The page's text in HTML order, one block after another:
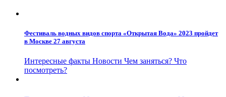
Фестиваль водных видов спорта «Открытая Вода» 2023 пройдет
в Москве 27 августа
Интересные факты Новости Чем заняться? Что
посмотреть?